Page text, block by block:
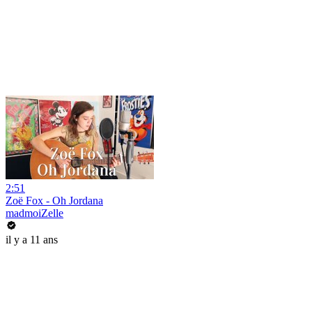
2:51
Zoë Fox - Oh Jordana
madmoiZelle
il y a 11 ans